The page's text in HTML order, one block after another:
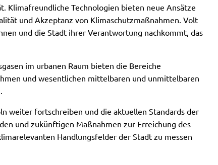
Klimafreundliche Technologien bieten neue Ansätze
und Akzeptanz von Klimaschutzmaßnahmen. Volt
und die Stadt ihrer Verantwortung nachkommt, das
im urbanen Raum bieten die Bereiche
und wesentlichen mittelbaren und unmittelbaren
.
weiter fortschreiben und die aktuellen Standards der
und zukünftigen Maßnahmen zur Erreichung des
Handlungsfelder der Stadt zu messen